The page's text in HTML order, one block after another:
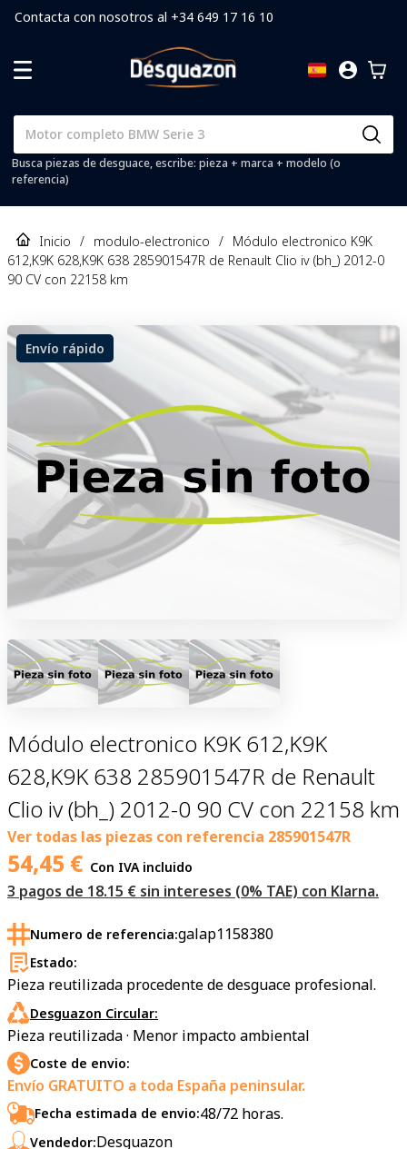
Contacta con nosotros al +34 649 17 16 10
Busca piezas de desguace, escribe: pieza + marca + modelo (o
referencia)
Inicio / modulo-electronico / Módulo electronico K9K
612,K9K 628,K9K 638 285901547R de Renault Clio iv (bh_) 2012-0
90 CV con 22158 km
Envío rápido
Módulo electronico K9K 612,K9K
628,K9K 638 285901547R de Renault
Clio iv (bh_) 2012-0 90 CV con 22158 km
Ver todas las piezas con referencia 285901547R
54,45 € Con IVA incluido
3 pagos de 18.15 € sin intereses (0% TAE) con Klarna.
Numero de referencia:galap1158380
Estado:
Pieza reutilizada procedente de desguace profesional.
Desguazon Circular:
Pieza reutilizada · Menor impacto ambiental
Coste de envio:
Envío GRATUITO a toda España peninsular.
Fecha estimada de envio:48/72 horas.
Vendedor:Desguazon